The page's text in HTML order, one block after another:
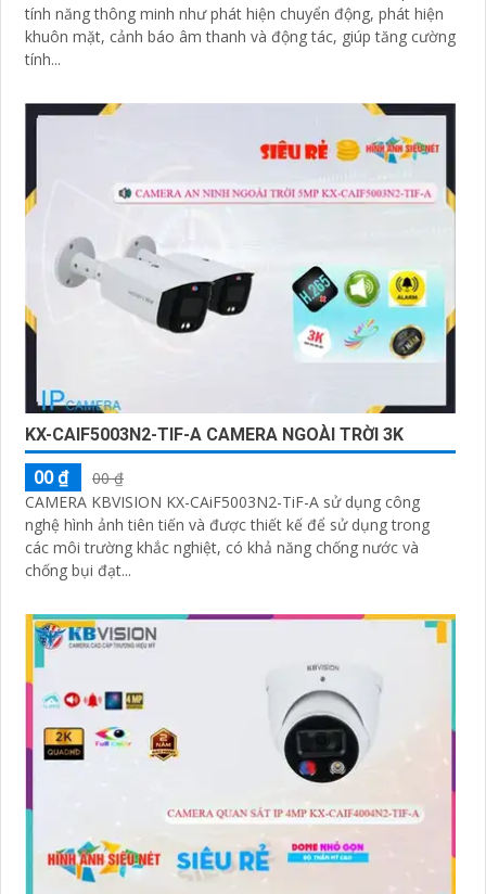
tính năng thông minh như phát hiện chuyển động, phát hiện
khuôn mặt, cảnh báo âm thanh và động tác, giúp tăng cường
tính...
KX-CAIF5003N2-TIF-A CAMERA NGOÀI TRỜI 3K
00 ₫
00 ₫
CAMERA KBVISION KX-CAiF5003N2-TiF-A sử dụng công
nghệ hình ảnh tiên tiến và được thiết kế để sử dụng trong
các môi trường khắc nghiệt, có khả năng chống nước và
chống bụi đạt...